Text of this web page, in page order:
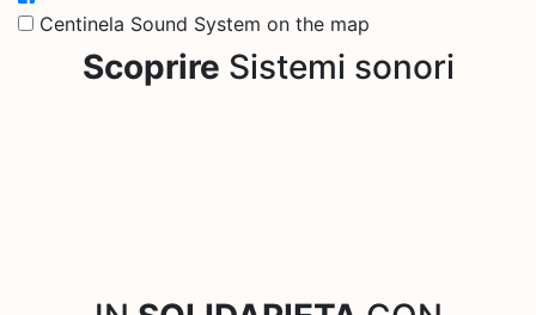
Centinela Sound System on the map
Scoprire Sistemi sonori